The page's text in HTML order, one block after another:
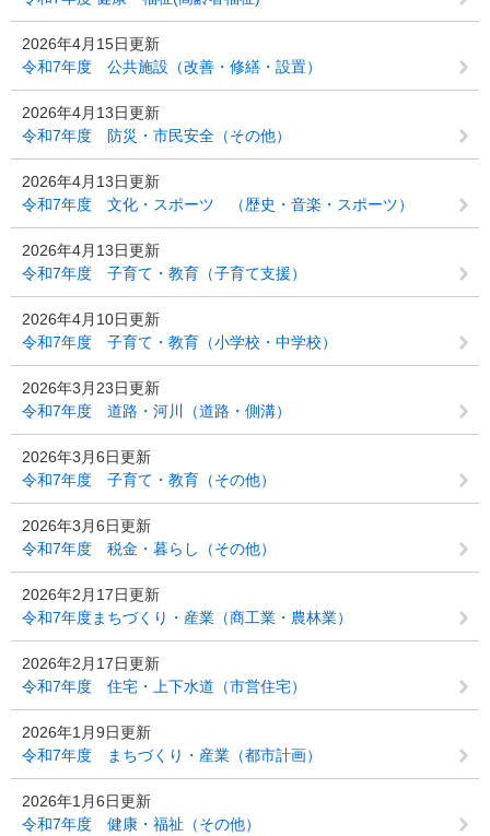
2026年4月15日更新
令和7年度 公共施設（改善・修繕・設置）
2026年4月13日更新
令和7年度 防災・市民安全（その他）
2026年4月13日更新
令和7年度 文化・スポーツ （歴史・音楽・スポーツ）
2026年4月13日更新
令和7年度 子育て・教育（子育て支援）
2026年4月10日更新
令和7年度 子育て・教育（小学校・中学校）
2026年3月23日更新
令和7年度 道路・河川（道路・側溝）
2026年3月6日更新
令和7年度 子育て・教育（その他）
2026年3月6日更新
令和7年度 税金・暮らし（その他）
2026年2月17日更新
令和7年度まちづくり・産業（商工業・農林業）
2026年2月17日更新
令和7年度 住宅・上下水道（市営住宅）
2026年1月9日更新
令和7年度 まちづくり・産業（都市計画）
2026年1月6日更新
令和7年度 健康・福祉（その他）